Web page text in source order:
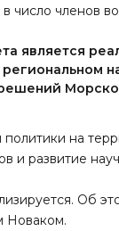
в число членов
является
на
развитие
Об
Новаком.